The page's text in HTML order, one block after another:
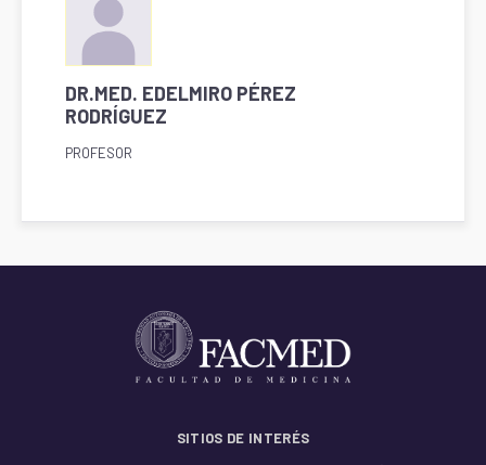
DR.MED. EDELMIRO PÉREZ
RODRÍGUEZ
PROFESOR
SITIOS DE INTERÉS